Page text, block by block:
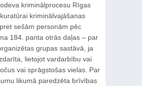
kriminālprocesu Rīgas
kriminālvajāšanas
sešām personām pēc
184. panta otrās daļas – par
grupas sastāvā, ja
lietojot vardarbību vai
vai sprāgstošas vielas. Par
likumā paredzēta brīvības